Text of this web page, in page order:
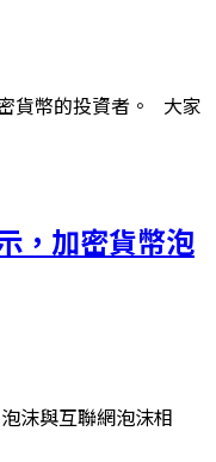
貨幣的投資者。 大家
，加密貨幣泡
沫與互聯網泡沫相